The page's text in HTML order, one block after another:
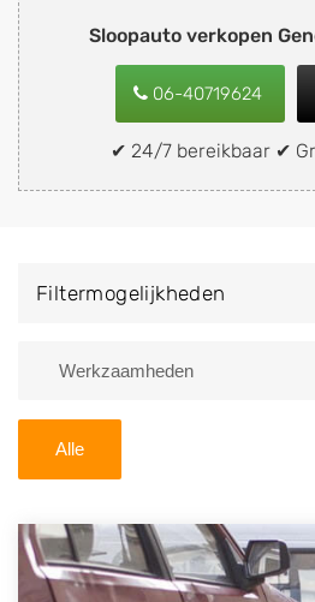
Sloopauto verkopen
06-40719624
✔ 24/7 bereikbaar ✔
onderdelen of in de inkoop van
schadeauto's en tweedehands
keuring). Wilt u uw auto,
of brommobiel snel en
demontagebedrijf in de buurt,
naar de sloop of deze liever
van Gendringen en ontvang
Zoekt u liever naar een sloperij
U kunt er ook voor kiezen om
verkopen en op te laten halen
Ophaaldienst van
Filtermogelijkheden
Alle